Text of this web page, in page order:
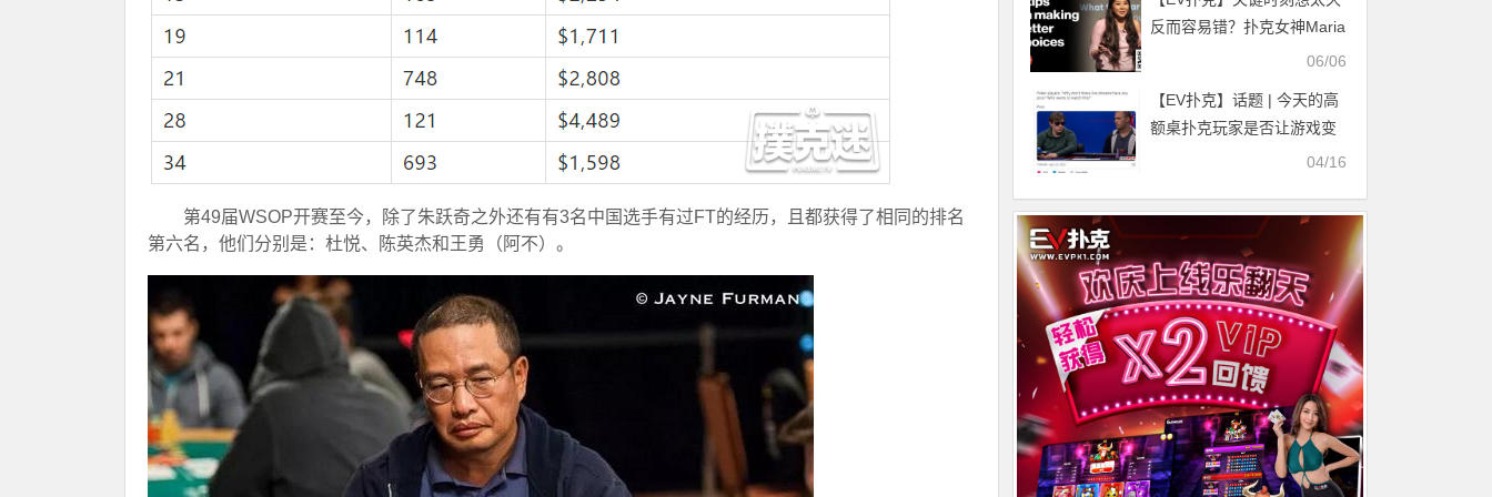
第49届WSOP开赛至今，除了朱跃奇之外还有有3名中国选手有过FT的经历，且都获得了相同的排名
第六名，他们分别是：杜悦、陈英杰和王勇（阿不）。
反而容易错？扑克女神Maria
06/06
【EV扑克】话题 | 今天的高
额桌扑克玩家是否让游戏变
04/16